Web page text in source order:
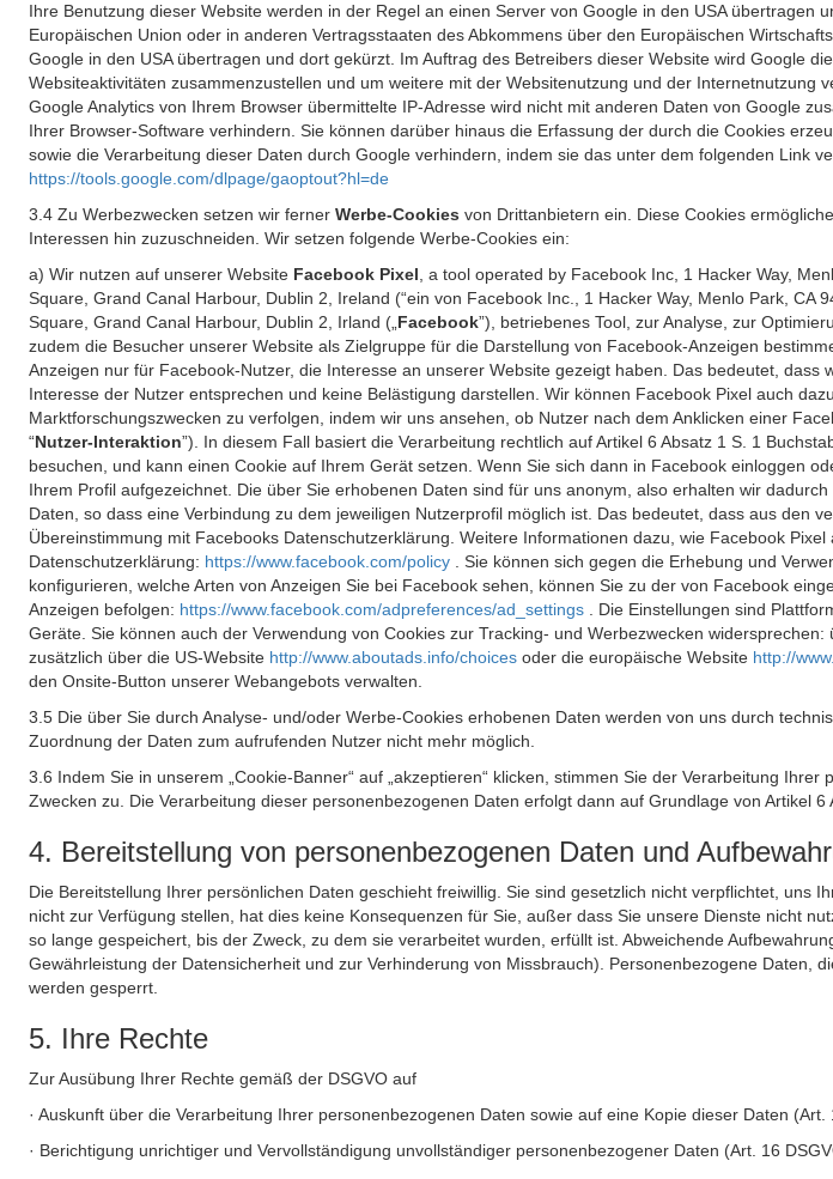
Ihre Benutzung dieser Website werden in der Regel an einen Server von Google in den USA
Europäischen Union oder in anderen Vertragsstaaten des Abkommens über den Europäischen
Google in den USA übertragen und dort gekürzt. Im Auftrag des Betreibers dieser Website wird Google
Websiteaktivitäten zusammenzustellen und um weitere mit der Websitenutzung und der
Google Analytics von Ihrem Browser übermittelte IP-Adresse wird nicht mit anderen Daten von Google
Ihrer Browser-Software verhindern. Sie können darüber hinaus die Erfassung der durch die Cookies
sowie die Verarbeitung dieser Daten durch Google verhindern, indem sie das unter dem folgenden Link
https://tools.google.com/dlpage/gaoptout?hl=de
3.4 Zu Werbezwecken setzen wir ferner Werbe-Cookies von Drittanbietern ein. Diese Cookies
Interessen hin zuzuschneiden. Wir setzen folgende Werbe-Cookies ein:
a) Wir nutzen auf unserer Website Facebook Pixel , a tool operated by Facebook Inc, 1 Hacker Way,
Square, Grand Canal Harbour, Dublin 2, Ireland (“ein von Facebook Inc., 1 Hacker Way, Menlo Park,
Square, Grand Canal Harbour, Dublin 2, Irland („ Facebook”), betriebenes Tool, zur Analyse, zur
zudem die Besucher unserer Website als Zielgruppe für die Darstellung von Facebook-Anzeigen
Anzeigen nur für Facebook-Nutzer, die Interesse an unserer Website gezeigt haben. Das bedeutet,
Interesse der Nutzer entsprechen und keine Belästigung darstellen. Wir können Facebook Pixel auch
Marktforschungszwecken zu verfolgen, indem wir uns ansehen, ob Nutzer nach dem Anklicken einer
“Nutzer-Interaktion”). In diesem Fall basiert die Verarbeitung rechtlich auf Artikel 6 Absatz 1 S. 1
besuchen, und kann einen Cookie auf Ihrem Gerät setzen. Wenn Sie sich dann in Facebook einloggen
Ihrem Profil aufgezeichnet. Die über Sie erhobenen Daten sind für uns anonym, also erhalten wir
Daten, so dass eine Verbindung zu dem jeweiligen Nutzerprofil möglich ist. Das bedeutet, dass aus den
Übereinstimmung mit Facebooks Datenschutzerklärung. Weitere Informationen dazu, wie Facebook
Datenschutzerklärung: https://www.facebook.com/policy
. Sie können sich gegen die Erhebung und
konfigurieren, welche Arten von Anzeigen Sie bei Facebook sehen, können Sie zu der von Facebook
Anzeigen befolgen: https://www.facebook.com/adpreferences/ad_settings
. Die Einstellungen sind
Geräte. Sie können auch der Verwendung von Cookies zur Tracking- und Werbezwecken
zusätzlich über die US-Website http://www.aboutads.info/choices oder die europäische Website http://
den Onsite-Button unserer Webangebots verwalten.
3.5 Die über Sie durch Analyse- und/oder Werbe-Cookies erhobenen Daten werden von uns durch
Zuordnung der Daten zum aufrufenden Nutzer nicht mehr möglich.
3.6 Indem Sie in unserem „Cookie-Banner“ auf „akzeptieren“ klicken, stimmen Sie der Verarbeitung
Zwecken zu. Die Verarbeitung dieser personenbezogenen Daten erfolgt dann auf Grundlage von Artikel 6
4. Bereitstellung von personenbezogenen Daten und
Die Bereitstellung Ihrer persönlichen Daten geschieht freiwillig. Sie sind gesetzlich nicht verpflichtet,
nicht zur Verfügung stellen, hat dies keine Konsequenzen für Sie, außer dass Sie unsere Dienste nicht
so lange gespeichert, bis der Zweck, zu dem sie verarbeitet wurden, erfüllt ist. Abweichende
Gewährleistung der Datensicherheit und zur Verhinderung von Missbrauch). Personenbezogene Daten,
werden gesperrt.
5. Ihre Rechte
Zur Ausübung Ihrer Rechte gemäß der DSGVO auf
· Auskunft über die Verarbeitung Ihrer personenbezogenen Daten sowie auf eine Kopie dieser Daten (Art.
· Berichtigung unrichtiger und Vervollständigung unvollständiger personenbezogener Daten (Art. 16